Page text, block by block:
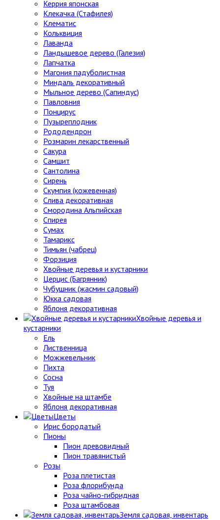
Керрия японская
Клекачка (Стафилея)
Клематис
Кольквиция
Лаванда
Ландышевое дерево (Галезия)
Лапчатка
Магония падуболистная
Миндаль декоративный
Мыльное дерево (Сапиндус)
Павловния
Понцирус
Пузыреплодник
Рододендрон
Розмарин лекарственный
Сакура
Самшит
Сантолина
Сирень
Скумпия (кожевенная)
Слива декоративная
Смородина Альпийская
Спирея
Сумах
Тамарикс
Тимьян (чабрец)
Форзиция
Хвойные деревья и кустарники
Церцис (Багрянник)
Чубушник (жасмин садовый)
Юкка садовая
Яблоня декоративная
Хвойные деревья и
кустарники
Ель
Лиственница
Можжевельник
Пихта
Сосна
Туя
Хвойные на штамбе
Яблоня декоративная
Цветы
Ирис бородатый
Пионы
Пион древовидный
Пион травянистый
Розы
Роза плетистая
Роза флорибунда
Роза чайно-гибридная
Роза штамбовая
Земля садовая, инвентарь